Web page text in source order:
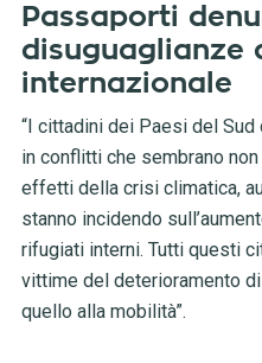
Passaporti
disuguaglianze
internazionale
“I cittadini dei Paesi del
in conflitti che sembrano
effetti della crisi climatica,
stanno incidendo
rifugiati interni. Tutti questi
vittime del deterioramento
quello alla mobilità”.